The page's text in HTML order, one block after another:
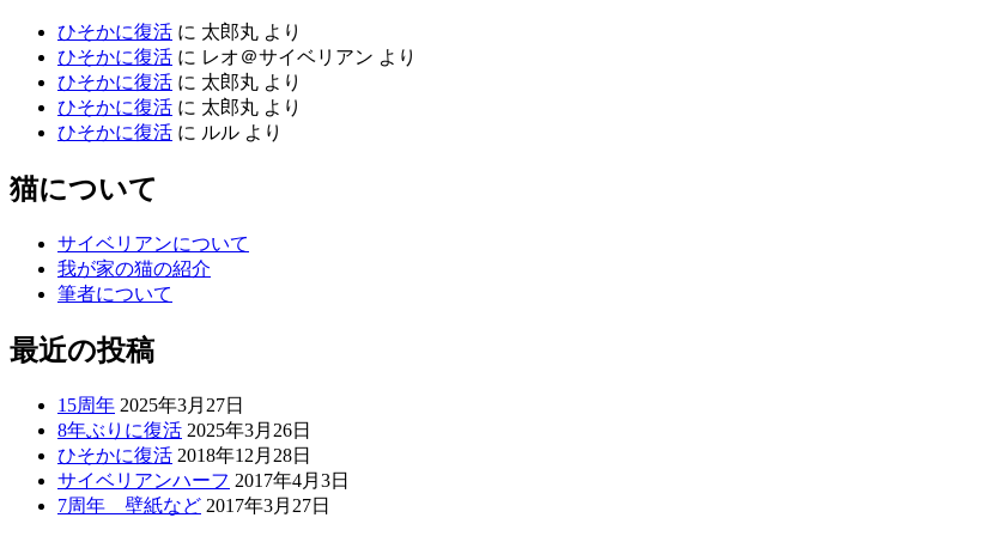
ひそかに復活 に 太郎丸 より
ひそかに復活 に レオ＠サイベリアン より
ひそかに復活 に 太郎丸 より
ひそかに復活 に 太郎丸 より
ひそかに復活 に ルル より
猫について
サイベリアンについて
我が家の猫の紹介
筆者について
最近の投稿
15周年 2025年3月27日
8年ぶりに復活 2025年3月26日
ひそかに復活 2018年12月28日
サイベリアンハーフ 2017年4月3日
7周年 壁紙など 2017年3月27日